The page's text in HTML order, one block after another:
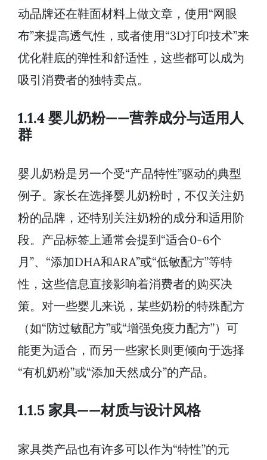
动品牌还在鞋面材料上做文章，使用“网眼
布”来提高透气性，或者使用“3D打印技术”来
优化鞋底的弹性和舒适性，这些都可以成为
吸引消费者的独特卖点。
1.1.4 婴儿奶粉——营养成分与适用人
群
婴儿奶粉是另一个受“产品特性”驱动的典型
例子。家长在选择婴儿奶粉时，不仅关注奶
粉的品牌，还特别关注奶粉的成分和适用阶
段。产品标签上通常会提到“适合0-6个
月”、“添加DHA和ARA”或“低敏配方”等特
性，这些信息直接影响着消费者的购买决
策。对一些婴儿来说，某些奶粉的特殊配方
（如“防过敏配方”或“增强免疫力配方”）可
能更为适合，而另一些家长则更倾向于选择
“有机奶粉”或“添加天然成分”的产品。
1.1.5 家具——材质与设计风格
家具类产品也有许多可以作为“特性”的元